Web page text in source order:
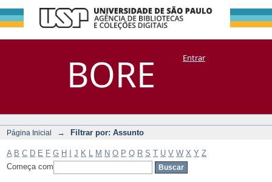
BORE
Filtrar por:
Assunto
DSpace/Manakin + CoriscoEntrar
Página Inicial → Filtrar por: Assunto
A B C D E F G H J K M N O P Q R S T U V W X Y Z
Começa com